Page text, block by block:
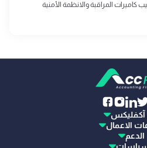
المراقبة والانظمة الأمنية
الاعمال
الدعم